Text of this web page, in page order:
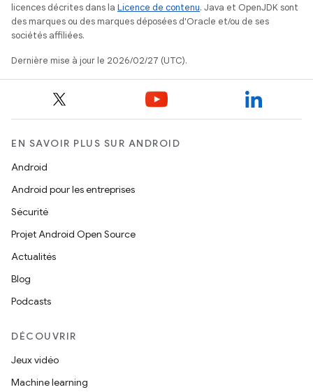
licences décrites dans la Licence de contenu. Java et OpenJDK sont
des marques ou des marques déposées d'Oracle et/ou de ses
sociétés affiliées.
Dernière mise à jour le 2026/02/27 (UTC).
EN SAVOIR PLUS SUR ANDROID
Android
Android pour les entreprises
Sécurité
Projet Android Open Source
Actualités
Blog
Podcasts
DÉCOUVRIR
Jeux vidéo
Machine learning